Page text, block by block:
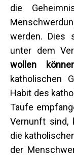
die
werden. Dies
unter dem
wollen
katholischen
Habit des
Taufe
Vernunft sind,
die
der